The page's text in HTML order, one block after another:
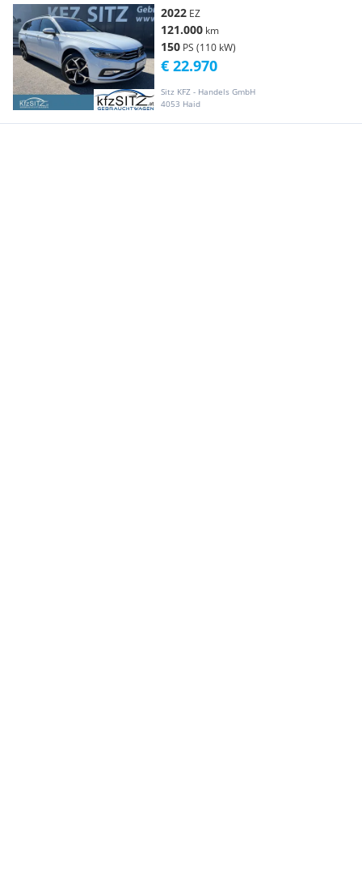
2022 EZ
121.000 km
150 PS (110 kW)
Sitz KFZ - Handels GmbH
4053 Haid
€ 22.970